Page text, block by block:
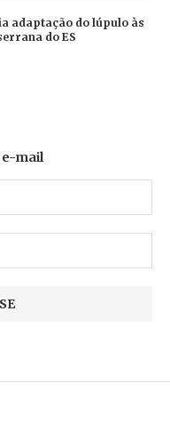
adaptação do lúpulo às
do ES
e-mail